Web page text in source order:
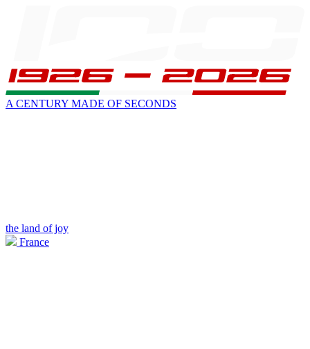
A CENTURY MADE OF SECONDS
the land of joy
France